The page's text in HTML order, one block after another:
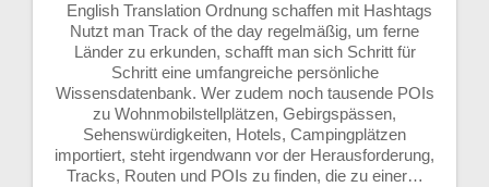
English Translation Ordnung schaffen mit Hashtags
Nutzt man Track of the day regelmäßig, um ferne
Länder zu erkunden, schafft man sich Schritt für
Schritt eine umfangreiche persönliche
Wissensdatenbank. Wer zudem noch tausende POIs
zu Wohnmobilstellplätzen, Gebirgspässen,
Sehenswürdigkeiten, Hotels, Campingplätzen
importiert, steht irgendwann vor der Herausforderung,
Tracks, Routen und POIs zu finden, die zu einer…